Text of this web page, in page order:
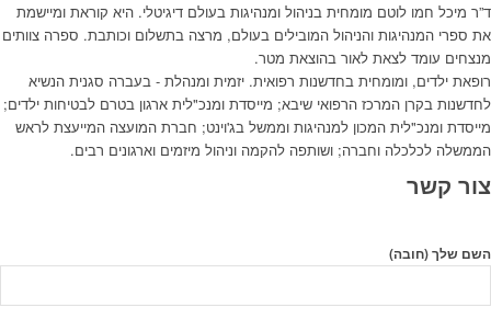
ד”ר מיכל חמו לוטם מומחית בניהול ומנהיגות בעולם דיגיטלי. היא קוראת ומיישמת
את ספרי המנהיגות והניהול המובילים בעולם, מרצה בתשלום וכותבת. ספרה צוותים
מנצחים עומד לצאת לאור בהוצאת מטר.
רופאת ילדים, ומומחית בחדשנות רפואית. יזמית ומנהלת - בעברה סגנית הנשיא
לחדשנות בקרן המרכז הרפואי שיבא; מייסדת ומנכ"לית ארגון בטרם לבטיחות ילדים;
מייסדת ומנכ"לית המכון למנהיגות וממשל בג'וינט; חברת המועצה המייעצת לראש
הממשלה לכלכלה וחברה; ושותפה להקמה וניהול מיזמים וארגונים רבים.
צור קשר
השם שלך (חובה)